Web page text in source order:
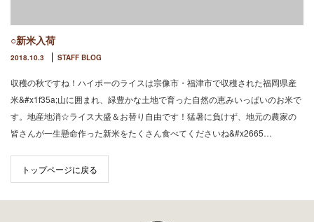
○新米入荷
2018.10.3 STAFF BLOG
収穫の秋ですね！ハイポーのライスは宗像市・福津市で収穫された福岡県産
米&#x1f35a;山に囲まれ、緑豊かな土地で育った自然の恵みいっぱいのお米で
す。地産地消☆ライス大盛＆お替り自由です！猛暑に負けず、地元の農家の
皆さんが一生懸命作った新米をたくさん食べてくださいね&#x2665…
トップページに戻る